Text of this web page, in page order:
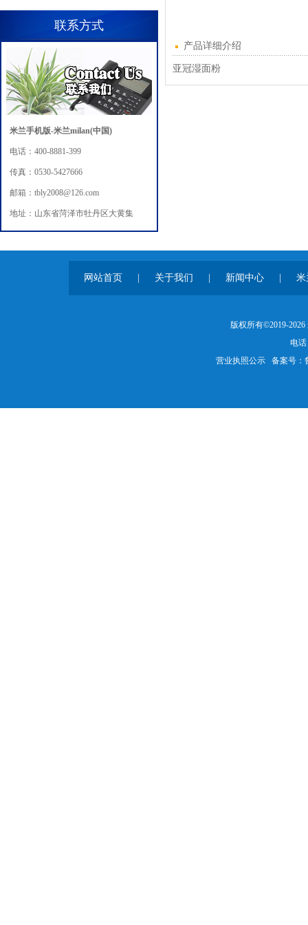
联系方式
米兰手机版-米兰milan(中国)
电话：400-8881-399
传真：0530-5427666
邮箱：tbly2008@126.com
地址：山东省菏泽市牡丹区大黄集
产品详细介绍
亚冠湿面粉
网站首页 关于我们 新闻中心 米
版权所有©2019-
电话
营业执照公示备案号：鲁